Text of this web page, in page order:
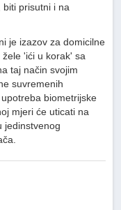
prisutni i na
je izazov za domicilne
'ići u korak' sa
taj način svojim
suvremenih
biometrijske
mjeri će uticati na
jedinstvenog